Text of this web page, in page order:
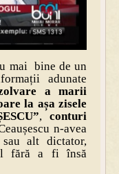
mai bine de un
adunate
a marii
la așa zisele
,conturi
n-avea
alt dictator,
fără a fi însă